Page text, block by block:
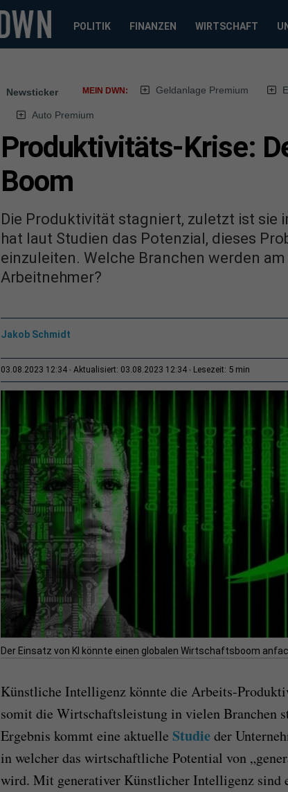
POLITIK FINANZEN WIRTSCHAFT
Newsticker MEIN DWN: Geldanlage Premium
Auto Premium
Produktivitäts-Krise:
Boom
Die Produktivität stagniert, zuletzt ist sie
hat laut Studien das Potenzial, dieses
einzuleiten. Welche Branchen werden
Arbeitnehmer?
Jakob Schmidt
03.08.2023 12:34 Aktualisiert: 03.08.2023 12:34 Lesezeit: 5 min
Der Einsatz von KI könnte einen globalen Wirtschaftsboom
Künstliche Intelligenz könnte die Arbeits-P
somit die Wirtschaftsleistung in vielen Branchen
Ergebnis kommt eine aktuelle Studieder
in welcher das wirtschaftliche Potential von
wird. Mit generativer Künstlicher Intelligenz sind